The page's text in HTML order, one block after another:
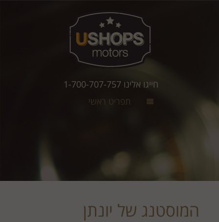
חייגו אלינו 1-700-707-757
תפריט ראשי
המוסטנג של יונתן